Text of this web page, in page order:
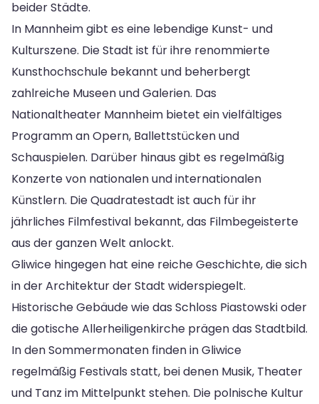
beider Städte.
In Mannheim gibt es eine lebendige Kunst- und
Kulturszene. Die Stadt ist für ihre renommierte
Kunsthochschule bekannt und beherbergt
zahlreiche Museen und Galerien. Das
Nationaltheater Mannheim bietet ein vielfältiges
Programm an Opern, Ballettstücken und
Schauspielen. Darüber hinaus gibt es regelmäßig
Konzerte von nationalen und internationalen
Künstlern. Die Quadratestadt ist auch für ihr
jährliches Filmfestival bekannt, das Filmbegeisterte
aus der ganzen Welt anlockt.
Gliwice hingegen hat eine reiche Geschichte, die sich
in der Architektur der Stadt widerspiegelt.
Historische Gebäude wie das Schloss Piastowski oder
die gotische Allerheiligenkirche prägen das Stadtbild.
In den Sommermonaten finden in Gliwice
regelmäßig Festivals statt, bei denen Musik, Theater
und Tanz im Mittelpunkt stehen. Die polnische Kultur